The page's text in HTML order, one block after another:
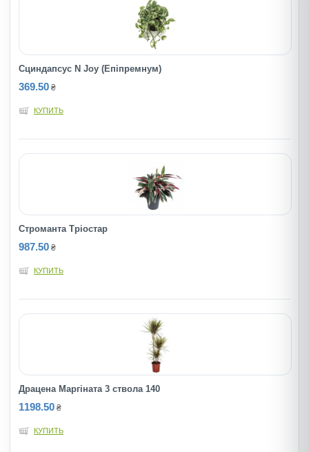
Сциндапсус N Joy (Епіпремнум)
369.50 ₴
КУПИТЬ
Строманта Тріостар
987.50 ₴
КУПИТЬ
Драцена Маргіната 3 ствола 140
1198.50 ₴
КУПИТЬ